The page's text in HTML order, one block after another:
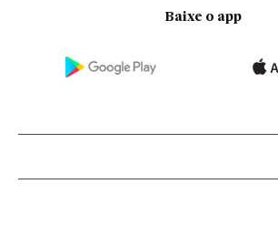
Baixe o app